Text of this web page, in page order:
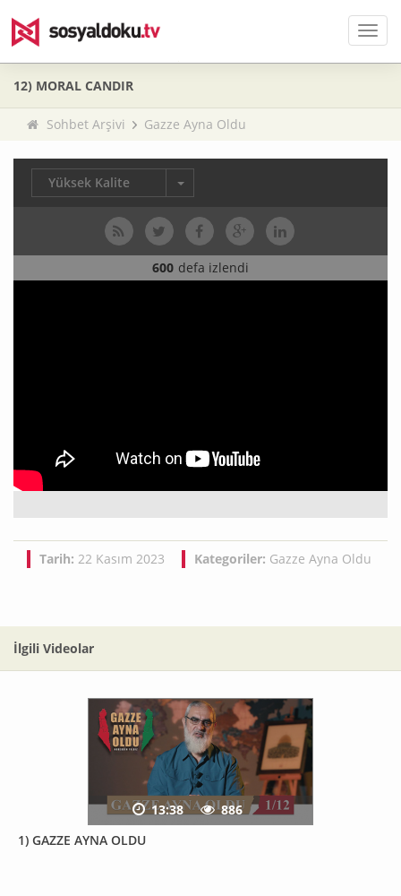
Menü
12) MORAL CANDIR
Sohbet Arşivi Gazze Ayna Oldu
Yüksek Kalite
600 defa izlendi
Tarih: 22 Kasım 2023 Kategoriler: Gazze Ayna Oldu
İlgili Videolar
1) GAZZE AYNA OLDU
13:38 886